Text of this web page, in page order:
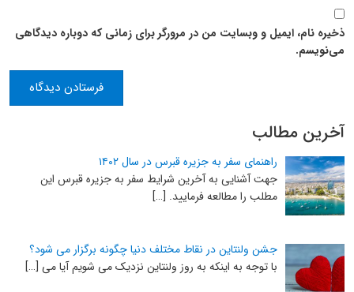
ذخیره نام، ایمیل و وبسایت من در مرورگر برای زمانی که دوباره دیدگاهی
می‌نویسم.
آخرین مطالب
راهنمای سفر به جزیره قبرس در سال ۱۴۰۲
جهت آشنایی به آخرین شرایط سفر به جزیره قبرس این
مطلب را مطالعه فرمایید. […]
جشن ولنتاین در نقاط مختلف دنیا چگونه برگزار می شود؟
با توجه به اینکه به روز ولنتاین نزدیک می شویم آیا می […]